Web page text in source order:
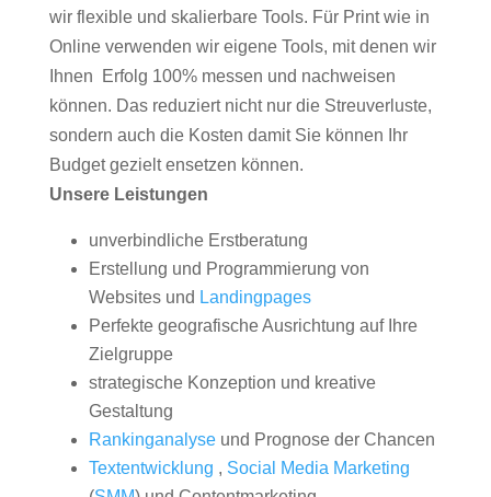
wir flexible und skalierbare Tools. Für Print wie in
Online verwenden wir eigene Tools, mit denen wir
Ihnen Erfolg 100% messen und nachweisen
können. Das reduziert nicht nur die Streuverluste,
sondern auch die Kosten damit Sie können Ihr
Budget gezielt ensetzen können.
Unsere Leistungen
unverbindliche Erstberatung
Erstellung und Programmierung von
Websites und Landingpages
Perfekte geografische Ausrichtung auf Ihre
Zielgruppe
strategische Konzeption und kreative
Gestaltung
Rankinganalyseund Prognose der Chancen
Textentwicklung , Social Media Marketing